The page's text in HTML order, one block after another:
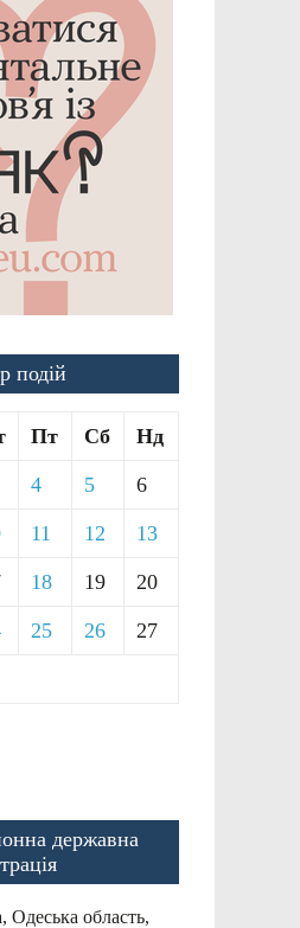
подій
Пт Сб Нд
4 5 6
11 12 13
18 19 20
25 26 27
державна
Одеська область,